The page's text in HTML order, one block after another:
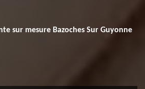
sur mesure Bazoches Sur Guyonne